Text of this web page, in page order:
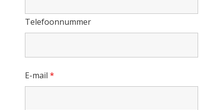
Telefoonnummer
E-mail *